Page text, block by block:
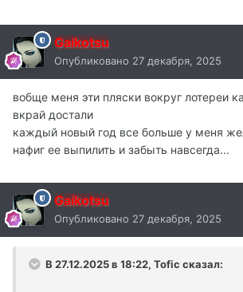
Gaikotsu
Опубликовано 27 декабря, 2025
вобще меня эти пляски вокруг лотереи
вкрай достали
каждый новый год все больше у меня
нафиг ее выпилить и забыть навсегда...
Gaikotsu
Опубликовано 27 декабря, 2025
В 27.12.2025 в 18:22, Tofic сказал: